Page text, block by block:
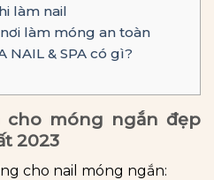
làm nail
làm móng an toàn
NAIL & SPA có gì?
cho móng ngắn đẹp
2023
cho nail móng ngắn: